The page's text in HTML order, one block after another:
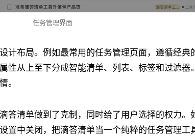
任务管理界面
计布局。例如最常用的任务管理页面，遵循经典
性从上至下分成智能清单、列表、标签和过滤器
。
答清单做到了克制，同时给了用户选择的权力。
置中关闭，把滴答清单当一个纯粹的任务管理工